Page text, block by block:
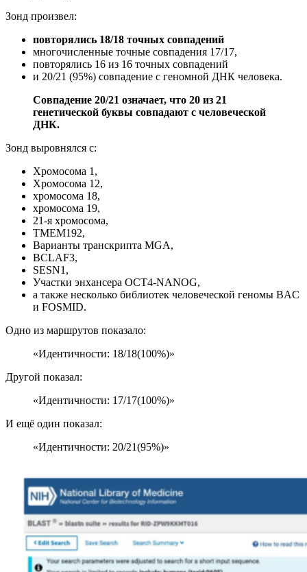
Зонд произвел:
повторялись 18/18 точных совпадений
многочисленные точные совпадения 17/17,
повторялись 16 из 16 точных совпадений
и 20/21 (95%) совпадение с геномной ДНК человека.
Совпадение 20/21 означает, что 20 из 21
генетической буквы совпадают с человеческой
ДНК.
Зонд выровнялся с:
Хромосома 1,
Хромосома 12,
хромосома 18,
хромосома 19,
21-я хромосома,
TMEM192,
Варианты транскрипта MGA,
BCLAF3,
SESN1,
Участки энхансера OCT4-NANOG,
а также несколько библиотек человеческой геномы BAC
и FOSMID.
Одно из маршрутов показало:
«Идентичности: 18/18(100%)»
Другой показал:
«Идентичности: 17/17(100%)»
И ещё один показал:
«Идентичности: 20/21(95%)»